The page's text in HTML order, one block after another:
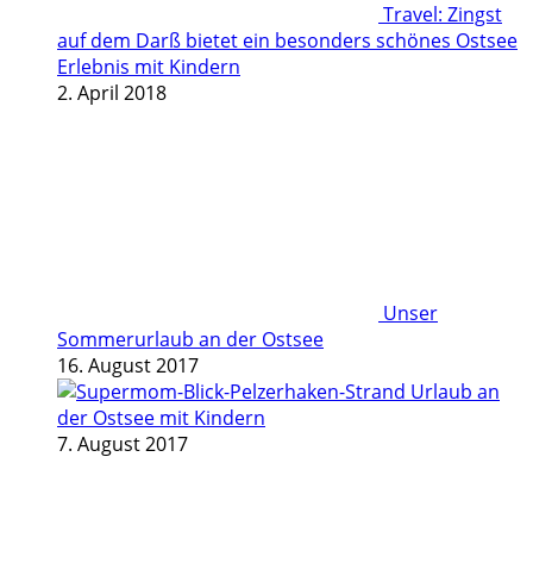
Travel: Zingst
auf dem Darß bietet ein besonders schönes Ostsee
Erlebnis mit Kindern
2. April 2018
Unser
Sommerurlaub an der Ostsee
16. August 2017
Urlaub an
der Ostsee mit Kindern
7. August 2017